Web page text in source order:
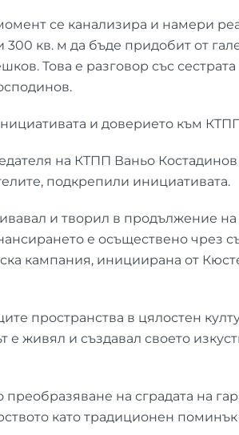
се канализира и намери
кв. м да бъде придобит от
Това е разговор със сестрата
и доверието към
на КТПП Ваньо Костадинов
подкрепили инициативата.
и творил в продължение на
е осъществено чрез
кампания, инициирана от
пространства в цялостен
е живял и създавал своето
на сградата на
като традиционен поминък